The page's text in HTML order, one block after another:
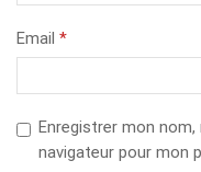
Email *
Enregistrer mon
navigateur pour mon